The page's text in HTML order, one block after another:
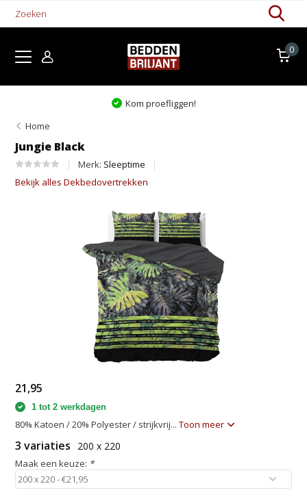
0
Kom proefliggen!
Home
Jungie Black
Merk: Sleeptime
Bekijk alles Dekbedovertrekken
21,95
1 tot 2 werkdagen
80% Katoen / 20% Polyester / strijkvrij...Toon meer
3 variaties 200 x 220
Maak een keuze: *